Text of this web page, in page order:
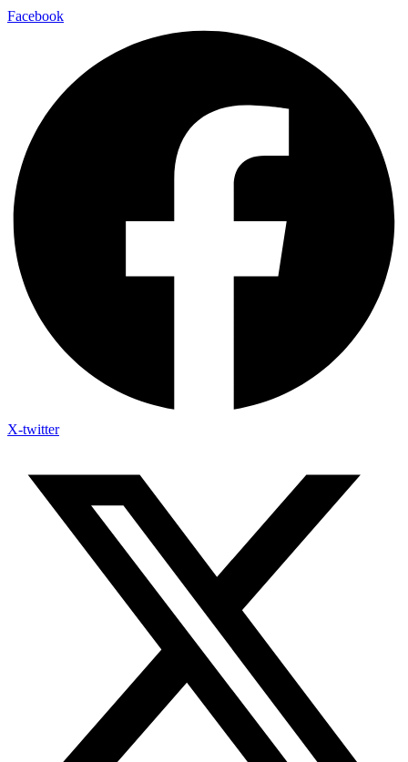
Facebook
X-twitter